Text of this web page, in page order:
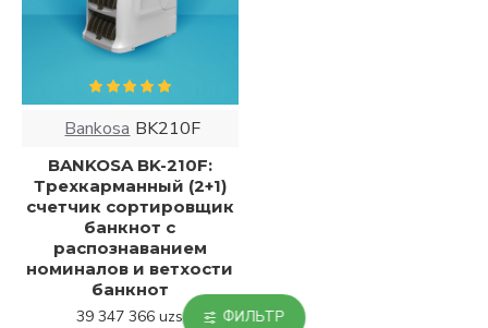
Bankosa BK210F
BANKOSA BK-210F:
Трехкарманный (2+1)
счетчик сортировщик
банкнот с
распознаванием
номиналов и ветхости
банкнот
39 347 366 uzs
ФИЛЬТР